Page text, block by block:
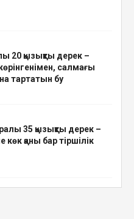
20 қызықты дерек –
салмағы
тартатын бу
35 қызықты дерек –
көк қаны бар тіршілік